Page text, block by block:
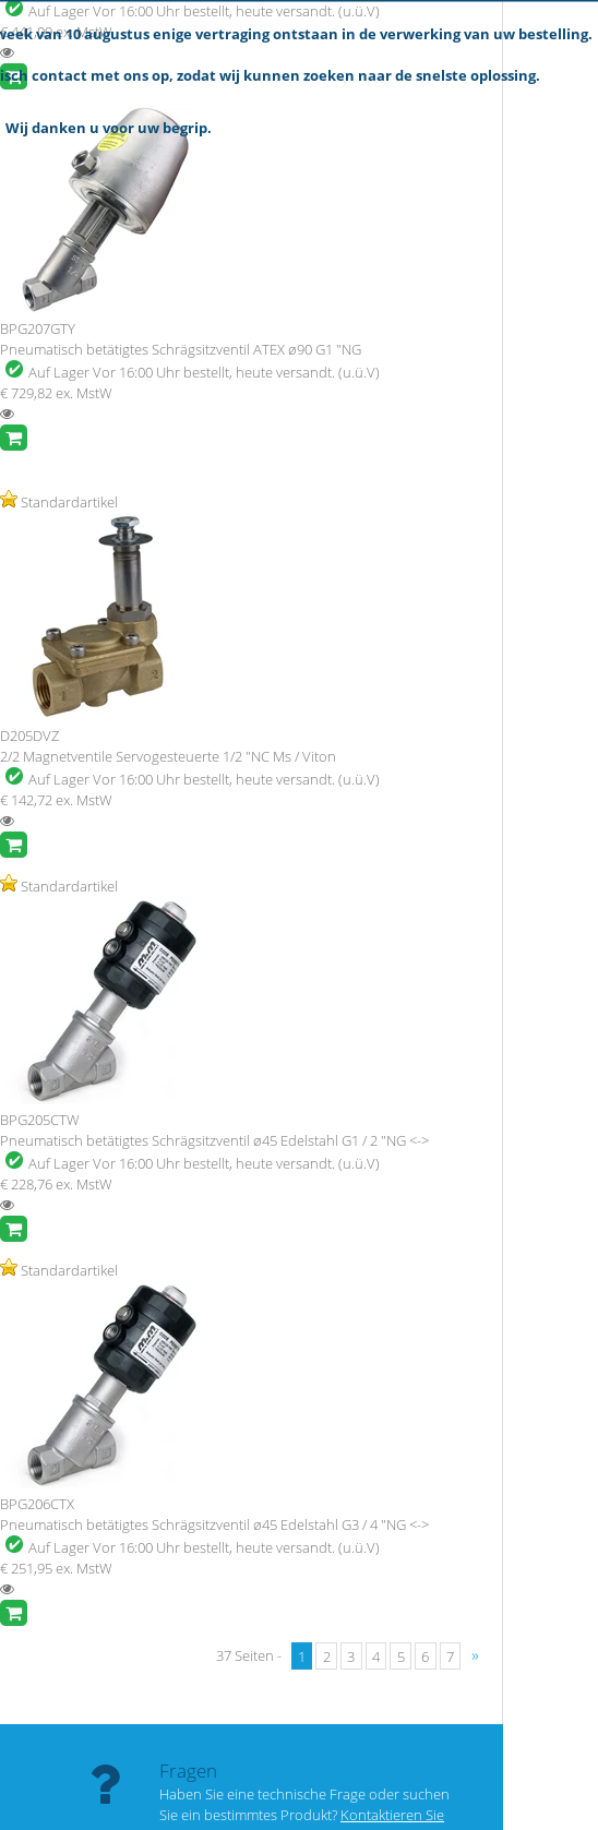
van 10 augustus enige vertraging ontstaan in de verwerking van uw bestelling.
contact met ons op, zodat wij kunnen zoeken naar de snelste oplossing.
Wij danken u voor uw begrip.
Auf LagerVor 16:00 Uhr bestellt, heute versandt. (u.ü.V)
€ 441,09ex. MstW
BPG207GTY
Pneumatisch betätigtes Schrägsitzventil ATEX ø90 G1 "NG
Auf LagerVor 16:00 Uhr bestellt, heute versandt. (u.ü.V)
€ 729,82ex. MstW
Standardartikel
D205DVZ
2/2 Magnetventile Servogesteuerte 1/2 "NC Ms / Viton
Auf LagerVor 16:00 Uhr bestellt, heute versandt. (u.ü.V)
€ 142,72ex. MstW
Standardartikel
BPG205CTW
Pneumatisch betätigtes Schrägsitzventil ø45 Edelstahl G1 / 2 "NG <->
Auf LagerVor 16:00 Uhr bestellt, heute versandt. (u.ü.V)
€ 228,76ex. MstW
Standardartikel
BPG206CTX
Pneumatisch betätigtes Schrägsitzventil ø45 Edelstahl G3 / 4 "NG <->
Auf LagerVor 16:00 Uhr bestellt, heute versandt. (u.ü.V)
€ 251,95ex. MstW
37 Seiten - 1 2 3 4 5 6 7 »
Fragen
Haben Sie eine technische Frage oder suchen
Sie ein bestimmtes Produkt? Kontaktieren Sie